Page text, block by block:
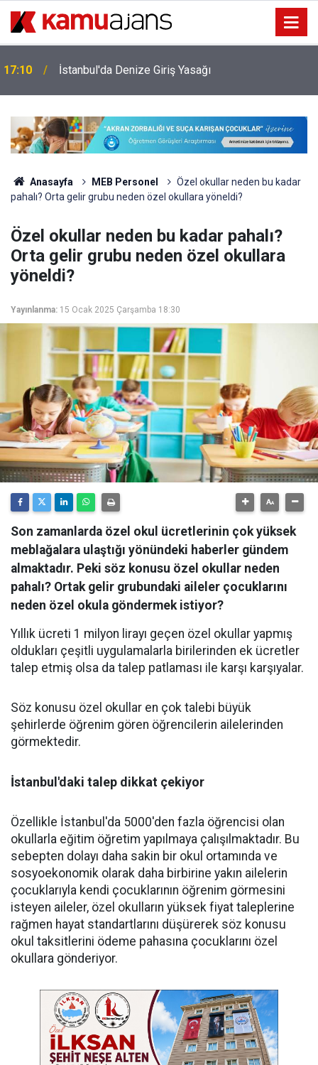
17:10 İstanbul'da Denize Giriş Yasağı
Anasayfa MEB Personel
Özel okullar neden bu kadar
pahalı? Orta gelir grubu neden özel okullara yöneldi?
Özel okullar neden bu kadar pahalı?
Orta gelir grubu neden özel okullara
yöneldi?
Yayınlanma: 15 Ocak 2025 Çarşamba 18:30
Son zamanlarda özel okul ücretlerinin çok yüksek
meblağalara ulaştığı yönündeki haberler gündem
almaktadır. Peki söz konusu özel okullar neden
pahalı? Ortak gelir grubundaki aileler çocuklarını
neden özel okula göndermek istiyor?
Yıllık ücreti 1 milyon lirayı geçen özel okullar yapmış
oldukları çeşitli uygulamalarla birilerinden ek ücretler
talep etmiş olsa da talep patlaması ile karşı karşıyalar.
Söz konusu özel okullar en çok talebi büyük
şehirlerde öğrenim gören öğrencilerin ailelerinden
görmektedir.
İstanbul'daki talep dikkat çekiyor
Özellikle İstanbul'da 5000'den fazla öğrencisi olan
okullarla eğitim öğretim yapılmaya çalışılmaktadır. Bu
sebepten dolayı daha sakin bir okul ortamında ve
sosyoekonomik olarak daha birbirine yakın ailelerin
çocuklarıyla kendi çocuklarının öğrenim görmesini
isteyen aileler, özel okulların yüksek fiyat taleplerine
rağmen hayat standartlarını düşürerek söz konusu
okul taksitlerini ödeme pahasına çocuklarını özel
okullara gönderiyor.